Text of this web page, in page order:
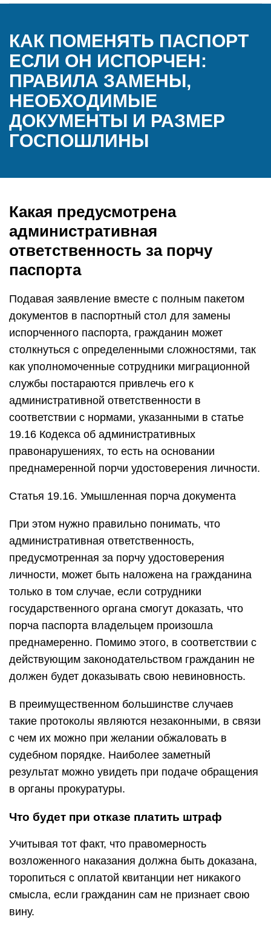
КАК ПОМЕНЯТЬ ПАСПОРТ
ЕСЛИ ОН ИСПОРЧЕН:
ПРАВИЛА ЗАМЕНЫ,
НЕОБХОДИМЫЕ
ДОКУМЕНТЫ И РАЗМЕР
ГОСПОШЛИНЫ
Какая предусмотрена
административная
ответственность за порчу
паспорта
Подавая заявление вместе с полным пакетом
документов в паспортный стол для замены
испорченного паспорта, гражданин может
столкнуться с определенными сложностями, так
как уполномоченные сотрудники миграционной
службы постараются привлечь его к
административной ответственности в
соответствии с нормами, указанными в статье
19.16 Кодекса об административных
правонарушениях, то есть на основании
преднамеренной порчи удостоверения личности.
Статья 19.16. Умышленная порча документа
При этом нужно правильно понимать, что
административная ответственность,
предусмотренная за порчу удостоверения
личности, может быть наложена на гражданина
только в том случае, если сотрудники
государственного органа смогут доказать, что
порча паспорта владельцем произошла
преднамеренно. Помимо этого, в соответствии с
действующим законодательством гражданин не
должен будет доказывать свою невиновность.
В преимущественном большинстве случаев
такие протоколы являются незаконными, в связи
с чем их можно при желании обжаловать в
судебном порядке. Наиболее заметный
результат можно увидеть при подаче обращения
в органы прокуратуры.
Что будет при отказе платить штраф
Учитывая тот факт, что правомерность
возложенного наказания должна быть доказана,
торопиться с оплатой квитанции нет никакого
смысла, если гражданин сам не признает свою
вину.